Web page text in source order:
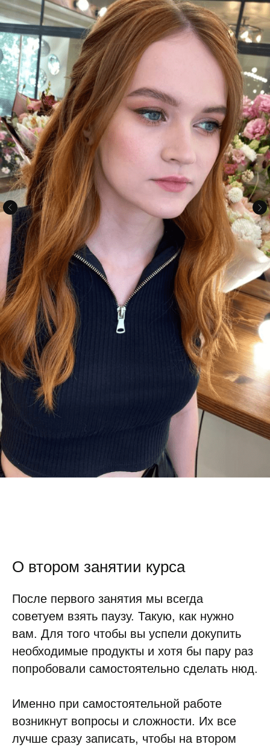
О втором занятии курса
После первого занятия мы всегда
советуем взять паузу. Такую, как нужно
вам. Для того чтобы вы успели докупить
необходимые продукты и хотя бы пару раз
попробовали самостоятельно сделать нюд.
Именно при самостоятельной работе
возникнут вопросы и сложности. Их все
лучше сразу записать, чтобы на втором